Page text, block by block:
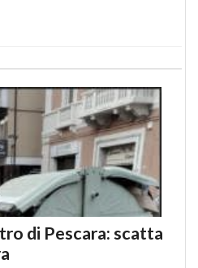
di Pescara: scatta